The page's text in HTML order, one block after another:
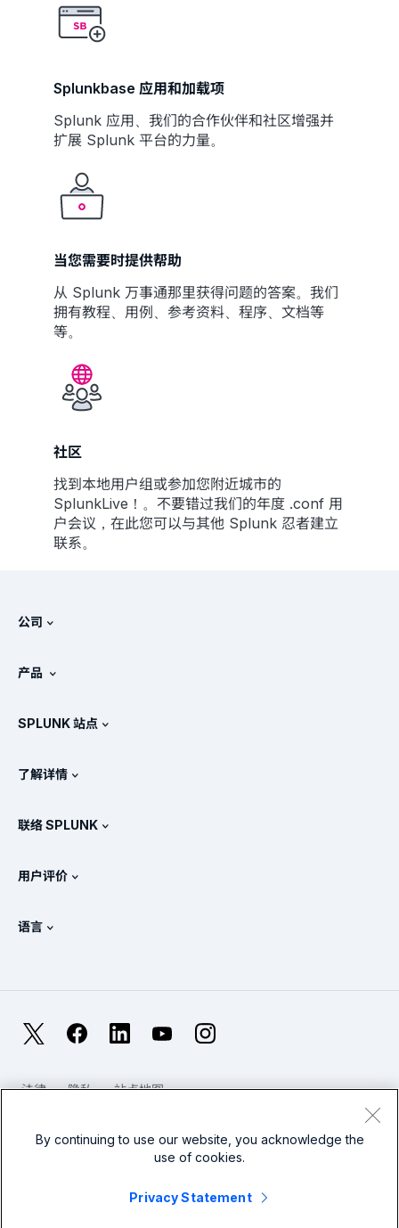
Splunkbase 应用和加载项
Splunk 应用、我们的合作伙伴和社区增强并
扩展 Splunk 平台的力量。
当您需要时提供帮助
从 Splunk 万事通那里获得问题的答案。我们
拥有教程、用例、参考资料、程序、文档等
等。
社区
找到本地用户组或参加您附近城市的
SplunkLive！。不要错过我们的年度 .conf 用
户会议，在此您可以与其他 Splunk 忍者建立
联系。
公司
Splunk 的对比情况
新闻处
Splunk 保护
SURGe
产品
定价
查看所有产品
SPLUNK 站点
培训和认证
Splunk 在线商店
了解详情
OpenTelemetry：简介
安全运营中心 (SOC) 的指标
可靠性指标
联络 SPLUNK
用户评价
语言
Deutsch
Français
繁體中文
FacebookLinkedIn YouTubeInstagram
法律 隐私
站点地图
现代奴隶制
By continuing to use our website, you acknowledge the
use of cookies.
Privacy Statement